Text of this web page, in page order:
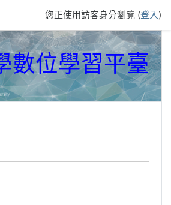
您正使用訪客身分瀏覽 (登入)
數位學習平臺